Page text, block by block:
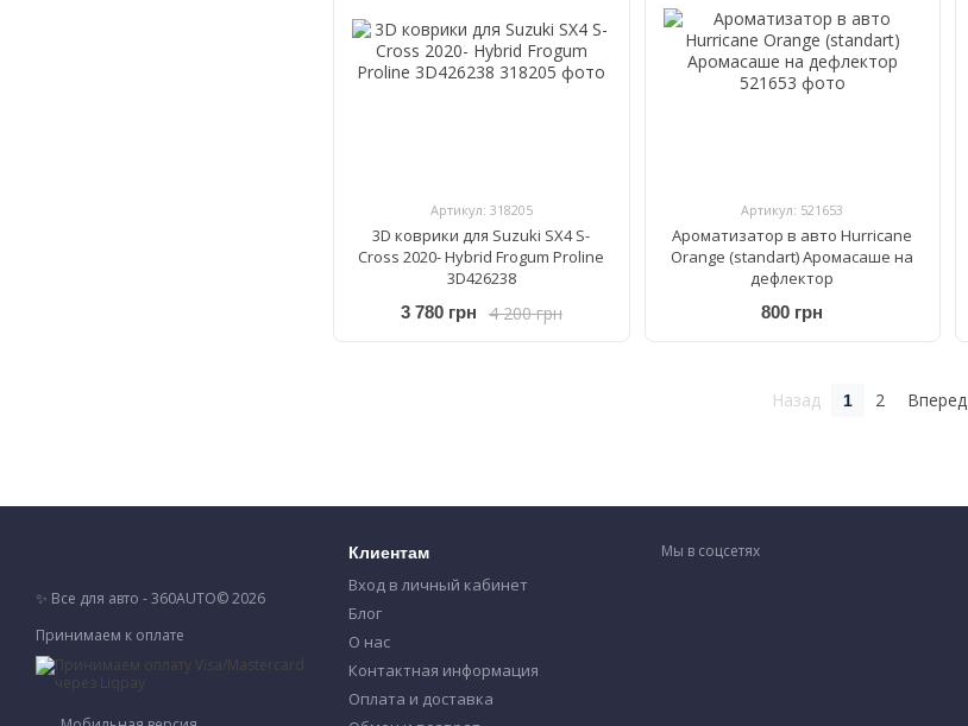
Артикул: 318205
3D коврики для Suzuki SX4 S-
Cross 2020- Hybrid Frogum Proline
3D426238
4 200 грн
3 780 грн
Артикул: 521653
Ароматизатор в авто Hurricane
Orange (standart) Аромасаше на
дефлектор
800 грн
Назад 1 2 Вперед
✨ Все для авто - 360AUTO© 2026
Принимаем к оплате
Клиентам
Вход в личный кабинет
Блог
О нас
Контактная информация
Оплата и доставка
Мы в соцсетях